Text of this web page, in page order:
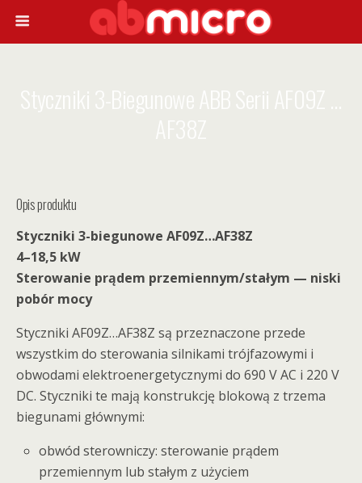
Opis produktu
Styczniki 3-biegunowe AF09Z…AF38Z
4–18,5 kW
Sterowanie prądem przemiennym/stałym — niski
pobór mocy
Styczniki AF09Z…AF38Z są przeznaczone przede
wszystkim do sterowania silnikami trójfazowymi i
obwodami elektroenergetycznymi do 690 V AC i 220 V
DC. Styczniki te mają konstrukcję blokową z trzema
biegunami głównymi:
obwód sterowniczy: sterowanie prądem
przemiennym lub stałym z użyciem